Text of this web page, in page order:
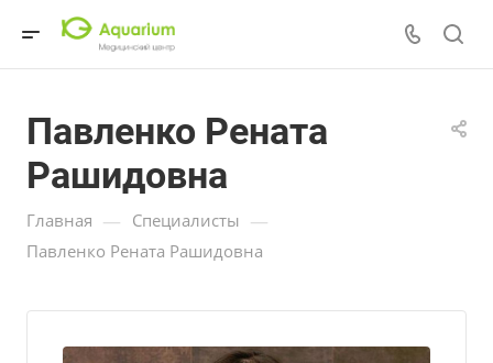
Павленко Рената
Рашидовна
Главная — Специалисты —
Павленко Рената Рашидовна